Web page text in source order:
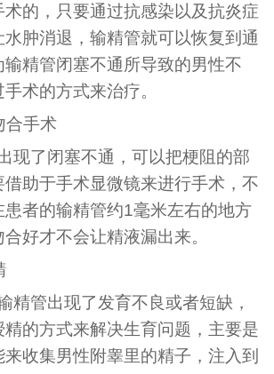
的，只要通过抗感染以及抗炎症
肿消退，输精管就可以恢复到通
精管闭塞不通所导致的男性不
术的方式来治疗。
合手术
现了闭塞不通，可以把梗阻的部
助于手术显微镜来进行手术，不
者的输精管约1毫米左右的地方
好才不会让精液漏出来。
精管出现了发育不良或者短缺，
的方式来解决生育问题，主要是
收集男性附睾里的精子，注入到